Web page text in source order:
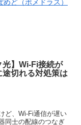
めど（ポメドラス）
光】Wi-Fi接続が
切れる対処策は
ど、Wi-Fi通信が遅い
同士の配線のつなぎ